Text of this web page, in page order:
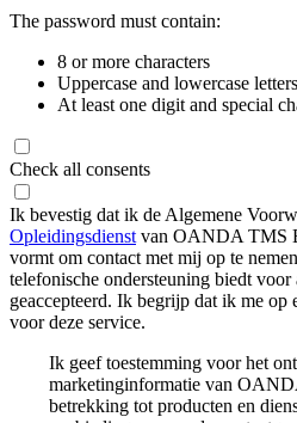
The password must contain:
8 or more characters
Uppercase and lowercase letters
At least one digit and special
Check all consents
Ik bevestig dat ik de Algemene
Opleidingsdienst van OANDA TMS
vormt om contact met mij op te
telefonische ondersteuning biedt voor
geaccepteerd. Ik begrijp dat ik me op
voor deze service.
Ik geef toestemming voor het
marketinginformatie van
betrekking tot producten en